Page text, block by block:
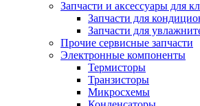
Запчасти и аксессуары для
Запчасти для
Запчасти для
Прочие сервисные запчасти
Электронные компоненты
Термисторы
Транзисторы
Микросхемы